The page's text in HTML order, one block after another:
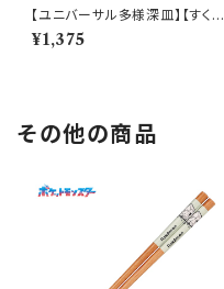
【ユニバーサル多様深皿】【すくい
やすいうつわ】19cm ディーププ
レート（ホワイト）【NB10】
¥1,375
その他の商品